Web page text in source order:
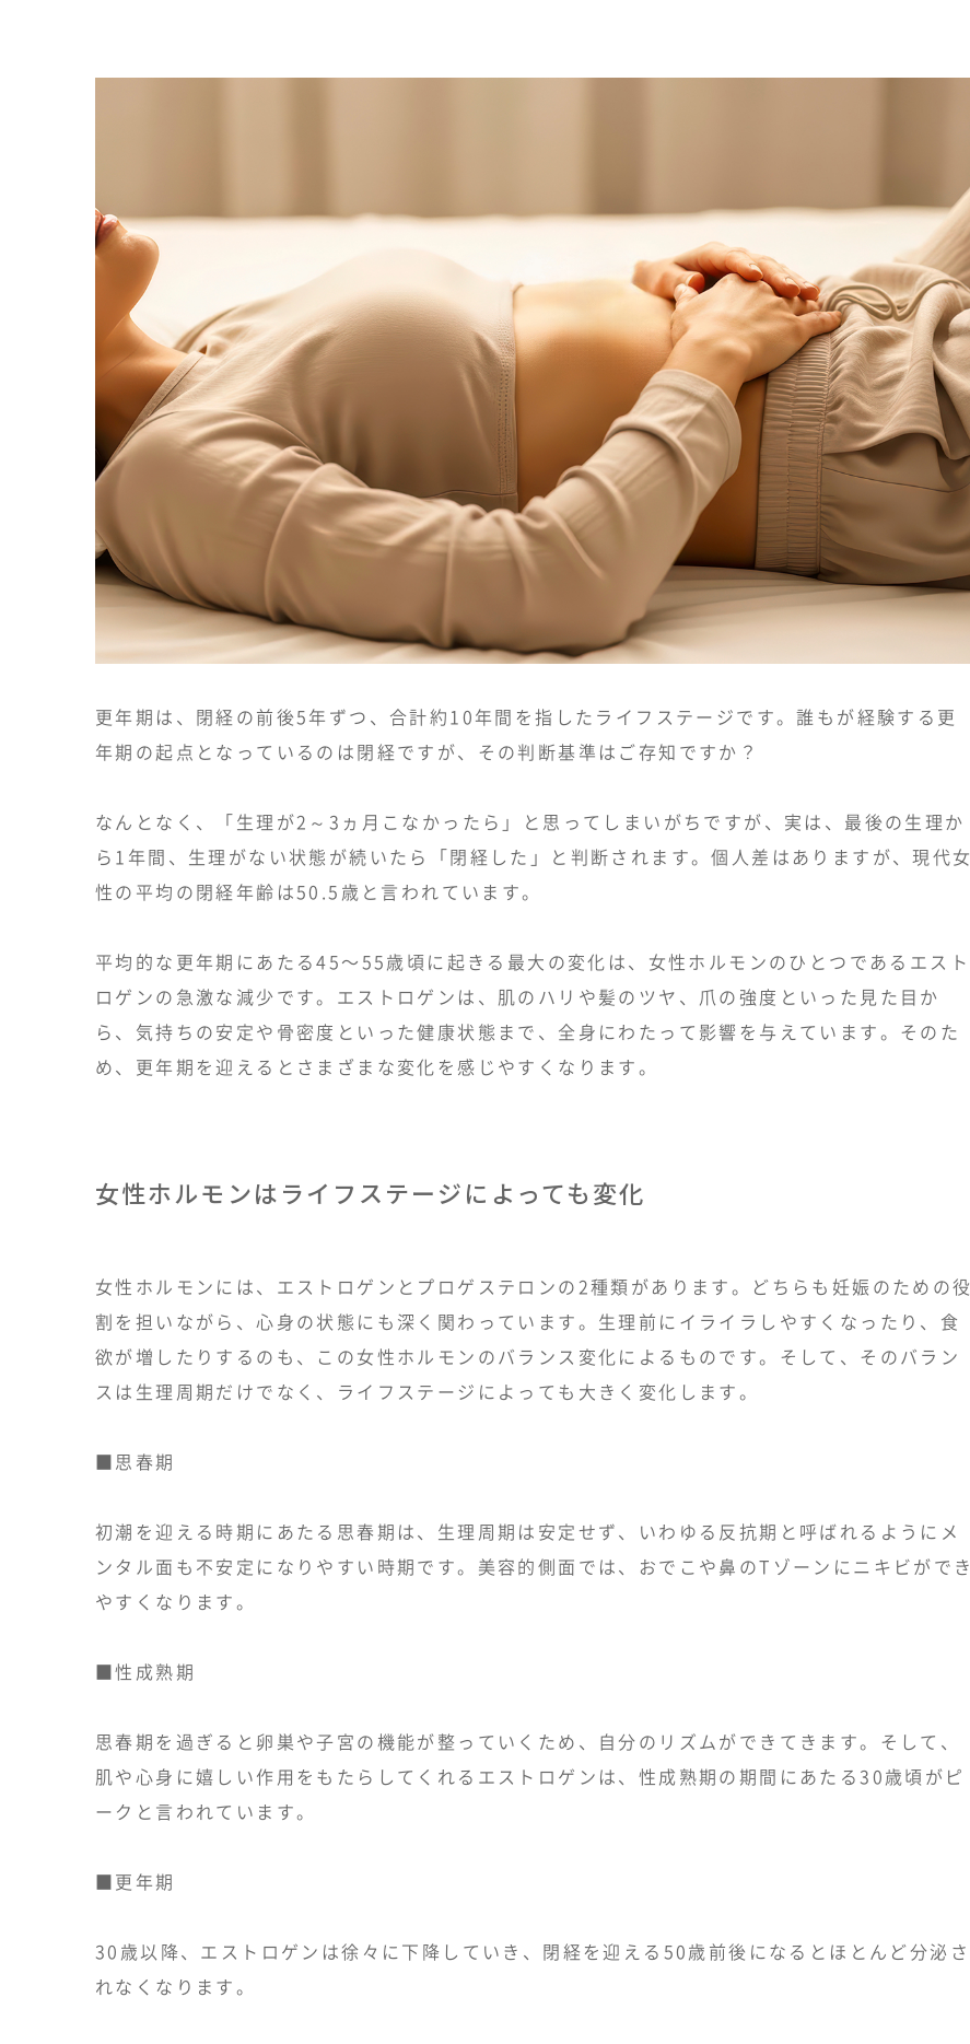
更年期は、閉経の前後5年ずつ、合計約10年間を指したライフステージです。誰もが経験する更
年期の起点となっているのは閉経ですが、その判断基準はご存知ですか？
なんとなく、「生理が2～3ヵ月こなかったら」と思ってしまいがちですが、実は、最後の生理か
ら1年間、生理がない状態が続いたら「閉経した」と判断されます。個人差はありますが、現代女
性の平均の閉経年齢は50.5歳と言われています。
平均的な更年期にあたる45〜55歳頃に起きる最大の変化は、女性ホルモンのひとつであるエスト
ロゲンの急激な減少です。エストロゲンは、肌のハリや髪のツヤ、爪の強度といった見た目か
ら、気持ちの安定や骨密度といった健康状態まで、全身にわたって影響を与えています。そのた
め、更年期を迎えるとさまざまな変化を感じやすくなります。
女性ホルモンはライフステージによっても変化
女性ホルモンには、エストロゲンとプロゲステロンの2種類があります。どちらも妊娠のための役
割を担いながら、心身の状態にも深く関わっています。生理前にイライラしやすくなったり、食
欲が増したりするのも、この女性ホルモンのバランス変化によるものです。そして、そのバラン
スは生理周期だけでなく、ライフステージによっても大きく変化します。
■思春期
初潮を迎える時期にあたる思春期は、生理周期は安定せず、いわゆる反抗期と呼ばれるようにメ
ンタル面も不安定になりやすい時期です。美容的側面では、おでこや鼻のTゾーンにニキビができ
やすくなります。
■性成熟期
思春期を過ぎると卵巣や子宮の機能が整っていくため、自分のリズムができてきます。そして、
肌や心身に嬉しい作用をもたらしてくれるエストロゲンは、性成熟期の期間にあたる30歳頃がピ
ークと言われています。
■更年期
30歳以降、エストロゲンは徐々に下降していき、閉経を迎える50歳前後になるとほとんど分泌さ
れなくなります。